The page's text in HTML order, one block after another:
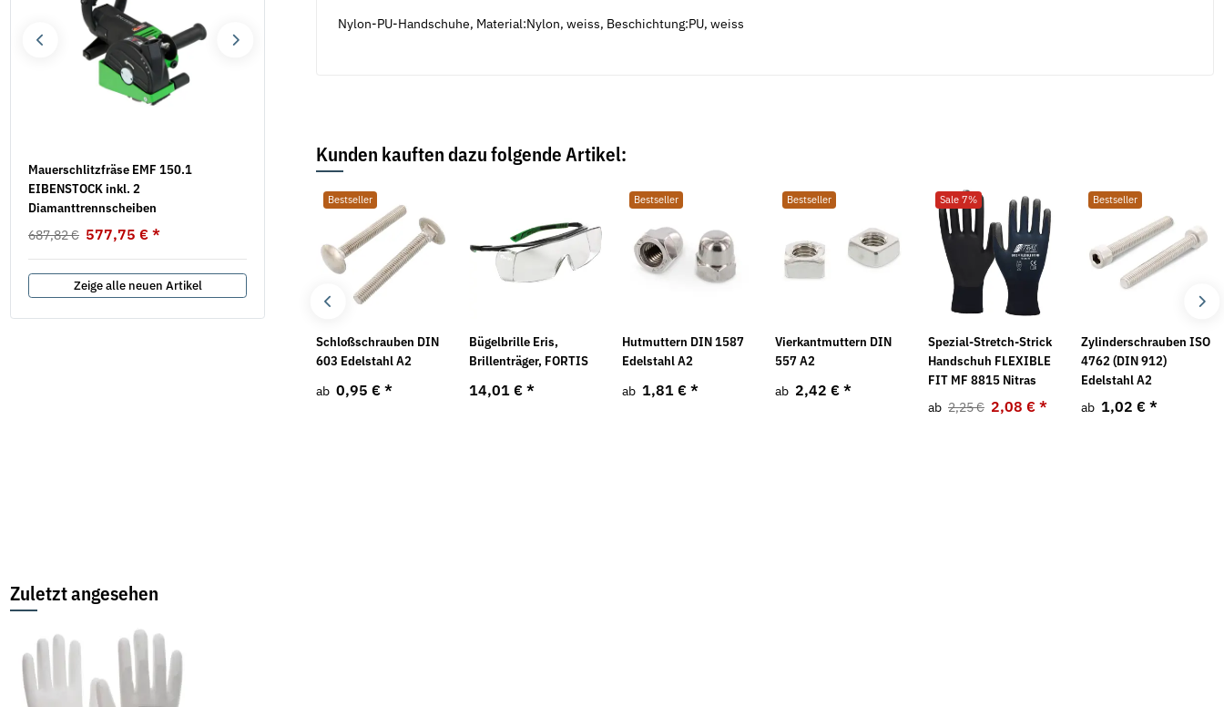
Nylon-PU-Handschuhe, Material:Nylon, weiss, Beschichtung:PU, weiss
Kunden kauften dazu folgende Artikel:
Bestseller
Schloßschrauben DIN
603 Edelstahl A2
ab 0,95 € *
Bügelbrille Eris,
Brillenträger, FORTIS
14,01 €*
Bestseller
Hutmuttern DIN 1587
Edelstahl A2
ab 1,81 € *
Bestseller
Vierkantmuttern DIN
557 A2
ab 2,42 € *
Sale 7%
Spezial-Stretch-Strick
Handschuh FLEXIBLE
FIT MF 8815 Nitras
ab 2,25 € 2,08 € *
Bestseller
Zylinderschrauben ISO
4762 (DIN 912)
Edelstahl A2
ab 1,02 € *
Mauerschlitzfräse EMF 150.1
EIBENSTOCK inkl. 2
Diamanttrennscheiben
687,82 € 577,75 € *
Flügelschrauben DIN 316 galv.
Sicherungsmuttern DIN 7967 galv.
verzinkt
verzinkt
ab
2,19 €*
Zeige alle neuen Artikel
Zuletzt angesehen